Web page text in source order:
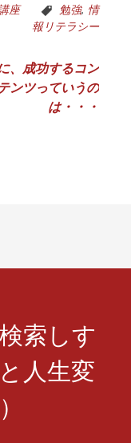
座 勉強, 情
報リテラシー
、成功するコン
ンツっていうの
は・・・
索しす
人生変